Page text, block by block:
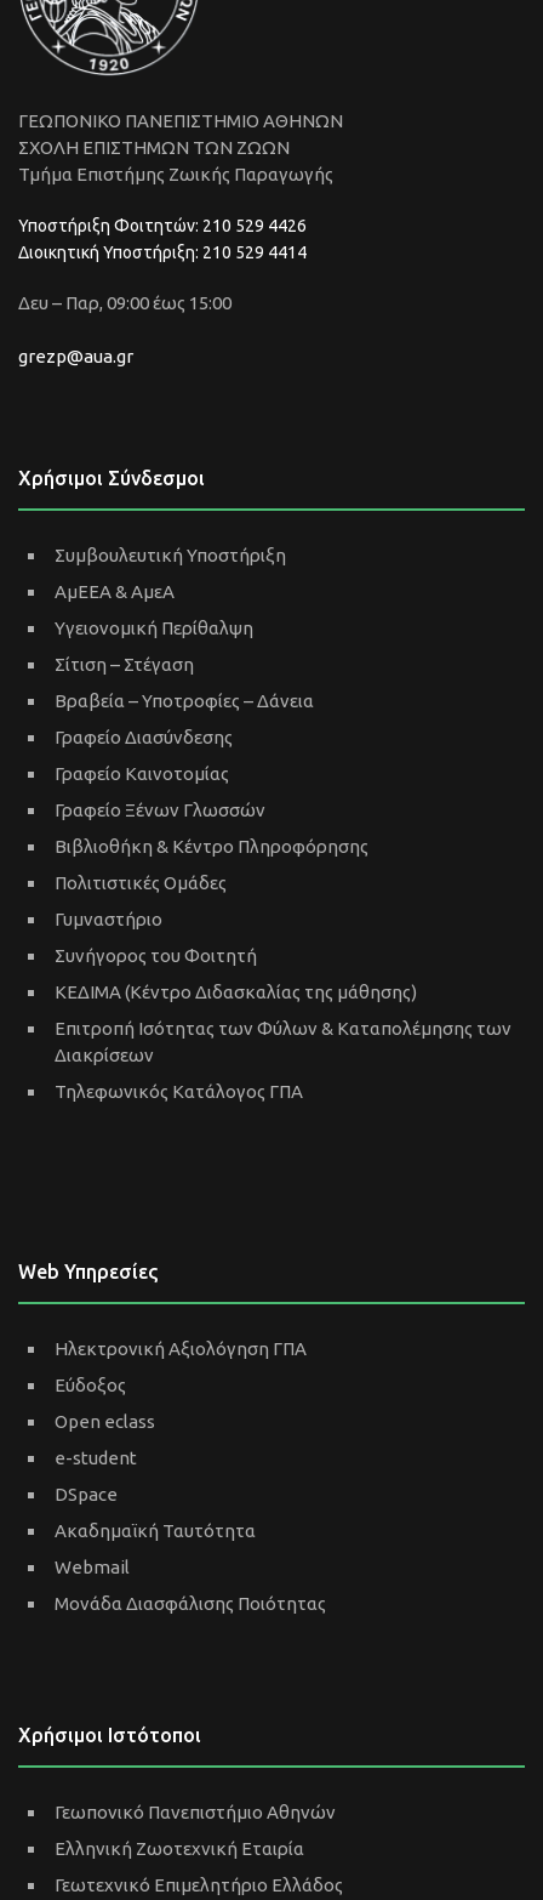
ΓΕΩΠΟΝΙΚΟ ΠΑΝΕΠΙΣΤΗΜΙΟ ΑΘΗΝΩΝ
ΣΧΟΛΗ ΕΠΙΣΤΗΜΩΝ ΤΩΝ ΖΩΩΝ
Τμήμα Επιστήμης Ζωικής Παραγωγής
Υποστήριξη Φοιτητών: 210 529 4426
Διοικητική Υποστήριξη: 210 529 4414
Δευ – Παρ, 09:00 έως 15:00
grezp@aua.gr
Χρήσιμοι Σύνδεσμοι
Συμβουλευτική Υποστήριξη
ΑμΕΕΑ & ΑμεΑ
Υγειονομική Περίθαλψη
Σίτιση – Στέγαση
Βραβεία – Υποτροφίες – Δάνεια
Γραφείο Διασύνδεσης
Γραφείο Καινοτομίας
Γραφείο Ξένων Γλωσσών
Βιβλιοθήκη & Κέντρο Πληροφόρησης
Πολιτιστικές Ομάδες
Γυμναστήριο
Συνήγορος του Φοιτητή
ΚΕΔΙΜΑ (Κέντρο Διδασκαλίας της μάθησης)
Επιτροπή Ισότητας των Φύλων & Καταπολέμησης των
Διακρίσεων
Τηλεφωνικός Κατάλογος ΓΠΑ
Web Υπηρεσίες
Ηλεκτρονική Αξιολόγηση ΓΠΑ
Εύδοξος
Open eclass
e-student
DSpace
Ακαδημαϊκή Ταυτότητα
Webmail
Μονάδα Διασφάλισης Ποιότητας
Χρήσιμοι Ιστότοποι
Γεωπονικό Πανεπιστήμιο Αθηνών
Ελληνική Ζωοτεχνική Εταιρία
Γεωτεχνικό Επιμελητήριο Ελλάδος